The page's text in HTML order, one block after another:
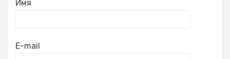
Имя
E-mail